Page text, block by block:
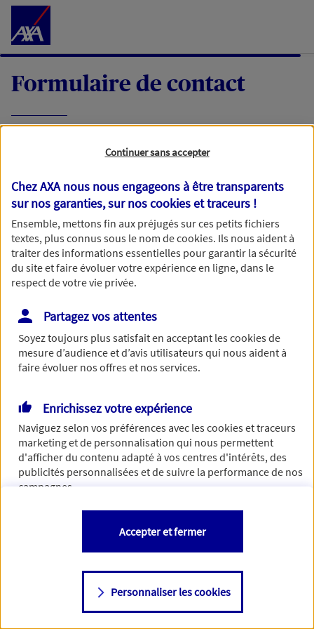
Accéder au Contenu
Formulaire de contact
demande, nous vous répondrons dans les
meilleurs délais par mail ou par téléphone.
Votre message :
Vous disposez de droits sur les informations vous concernant. Pour
plus d’informations,cliquez ici.
Continuer sans accepter
Chez AXA nous nous engageons à être transparents
sur nos garanties, sur noscookies et traceurs !
Ensemble, mettons fin aux préjugés sur ces petits fichiers
textes, plus connus sous le nom decookies. Ils nous aident à
traiter des informations essentielles pour garantir la sécurité
du site et faire évoluer votre expérience en ligne, dans le
respect de votre vie privée.
Partagez vos attentes
Soyez toujours plus satisfait en acceptant lescookiesde
mesure d’audience et d’avis utilisateurs qui nous aident à
faire évoluer nos offres et nos services.
Enrichissez votre expérience
Naviguez selon vos préférences avec lescookies et traceurs
marketing et de personnalisation qui nous permettent
d'afficher du contenu adapté à vos centres d'intérêts, des
publicités personnalisées et de suivre la performance de nos
campagnes.
Vous êtes libre de les accepter, de les refuser comme de
changer d'avis à tout moment en allant sur
Consulter notre politique decookies
Personnaliser les cookies
Accepter et fermer